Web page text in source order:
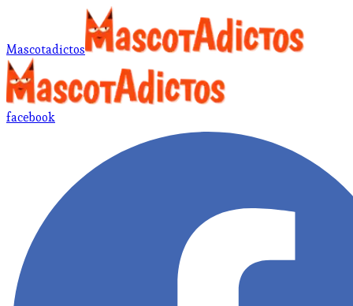
Mascotadictos
facebook